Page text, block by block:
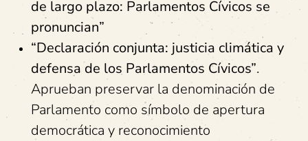
de largo plazo: Parlamentos Cívicos se
pronuncian”
“Declaración conjunta: justicia climática y
defensa de los Parlamentos Cívicos”.
Aprueban preservar la denominación de
Parlamento como símbolo de apertura
democrática y reconocimiento